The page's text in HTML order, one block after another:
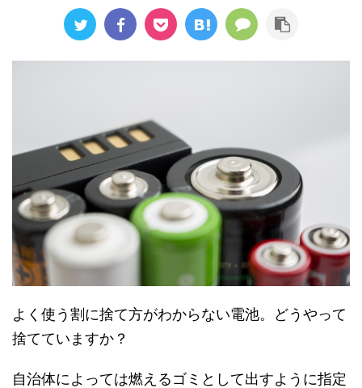
よく使う割に捨て方がわからない電池。どうやって
捨てていますか？
自治体によっては燃えるゴミとして出すように指定